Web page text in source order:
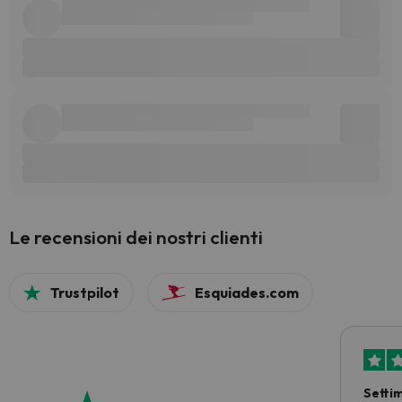
Le recensioni dei nostri clienti
Trustpilot Esquiades.com